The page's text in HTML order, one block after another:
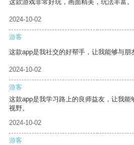
这款游戏非常好玩，画面精美，玩法丰富。
2024-10-02
游客
这款app是我社交的好帮手，让我能够与朋
2024-10-02
游客
这款app是我学习路上的良师益友，让我
视野。
2024-10-02
游客